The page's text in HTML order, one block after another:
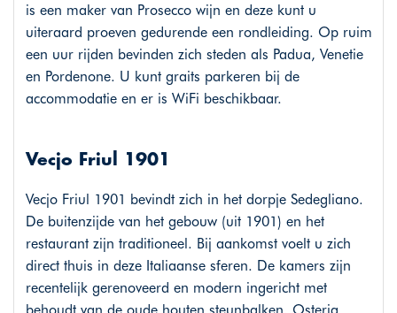
is een maker van Prosecco wijn en deze kunt u
uiteraard proeven gedurende een rondleiding. Op ruim
een uur rijden bevinden zich steden als Padua, Venetie
en Pordenone. U kunt graits parkeren bij de
accommodatie en er is WiFi beschikbaar.
Vecjo Friul 1901
Vecjo Friul 1901 bevindt zich in het dorpje Sedegliano.
De buitenzijde van het gebouw (uit 1901) en het
restaurant zijn traditioneel. Bij aankomst voelt u zich
direct thuis in deze Italiaanse sferen. De kamers zijn
recentelijk gerenoveerd en modern ingericht met